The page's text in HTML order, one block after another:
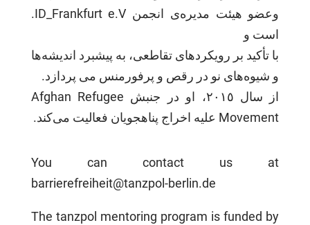
وعضو هيئت مديره‌ى انجمن ID_Frankfurt e.V.
است و
با تأكيد بر رويكردهاى تقاطعى، به پيشبرد انديشه‌ها
و شيوه‌هاى نو در رقص و پرفورمنس مى پردازد.
از سال ٢٠١٥، او در جنبش Afghan Refugee
Movement عليه اخراج پناهجويان فعاليت می‌كند.
You can contact us at
barrierefreiheit@tanzpol-berlin.de
The tanzpol mentoring program is funded by